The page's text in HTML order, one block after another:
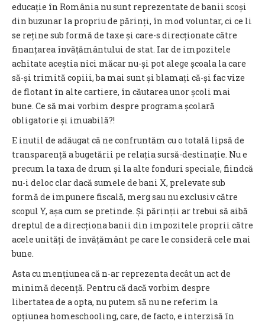
educație în România nu sunt reprezentate de banii scoși
din buzunar la propriu de părinți, în mod voluntar, ci ce li
se reține sub formă de taxe și care-s direcționate către
finanțarea învățământului de stat. Iar de impozitele
achitate aceștia nici măcar nu-și pot alege școala la care
să-și trimită copiii, ba mai sunt și blamați că-și fac vize
de flotant în alte cartiere, în căutarea unor școli mai
bune. Ce să mai vorbim despre programa școlară
obligatorie și imuabilă?!
E inutil de adăugat că ne confruntăm cu o totală lipsă de
transparență a bugetării pe relația sursă-destinație. Nu e
precum la taxa de drum și la alte fonduri speciale, fiindcă
nu-i deloc clar dacă sumele de bani X, prelevate sub
formă de impunere fiscală, merg sau nu exclusiv către
scopul Y, așa cum se pretinde. Și părinții ar trebui să aibă
dreptul de a direcționa banii din impozitele proprii către
acele unități de învățământ pe care le consideră cele mai
bune.
Asta cu mențiunea că n-ar reprezenta decât un act de
minimă decență. Pentru că dacă vorbim despre
libertatea de a opta, nu putem să nu ne referim la
opțiunea homeschooling, care, de facto, e interzisă în